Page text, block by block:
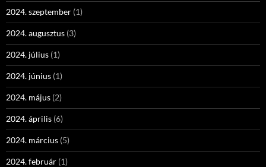
2024. szeptember (1)
2024. augusztus (3)
2024. július (1)
2024. június (1)
2024. május (2)
2024. április (6)
2024. március (5)
2024. február (1)